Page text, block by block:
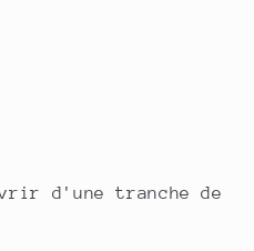
d'une tranche de